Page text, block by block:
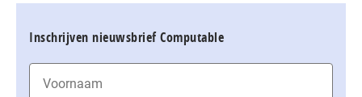
Inschrijven nieuwsbrief Computable